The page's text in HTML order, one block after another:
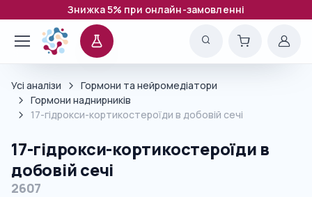
Знижка 5% при онлайн-замовленні
Усі аналізи
Гормони та нейромедіатори
Гормони наднирників
17-гідрокси-кортикостероїди в добовій сечі
17-гідрокси-кортикостероїди в
добовій сечі
2607